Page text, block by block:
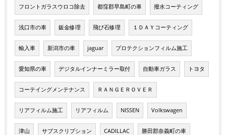
フロントガラスウロコ除去 都窪郡早島町の車 撥水コーティング
浅口市の車 鈑金修理 飛び石修理 １ＤＡＹコーティング
輸入車 新潟市の車 jaguar プロテクションフィルム施工
愛知県の車 デジタルインナーミラー取付 自動車ガラス トヨタ
コーテイングメンテナンス ＲＡＮＧＥＲＯＶＥＲ
リアフィルム施工 リアフィルム NISSEN Volkswagen
津山 サブスクリプション CADILLAC 勝田郡奈義町の車